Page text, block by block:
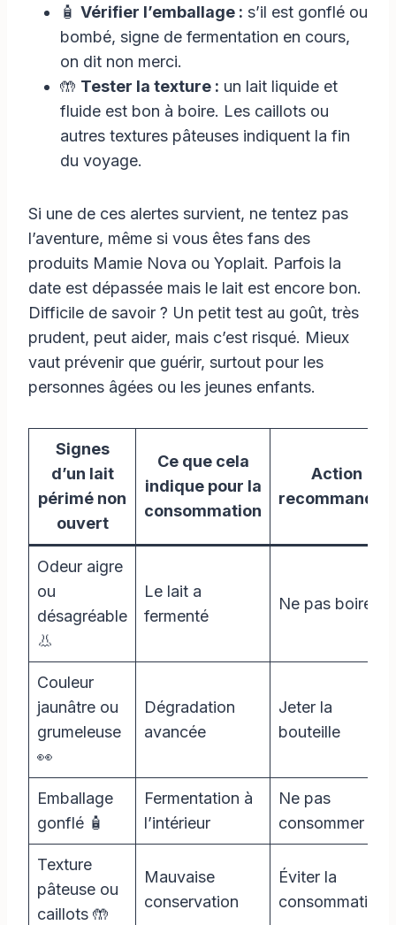
🧴 Vérifier l’emballage : s’il est gonflé ou
bombé, signe de fermentation en cours,
on dit non merci.
🤲 Tester la texture : un lait liquide et
fluide est bon à boire. Les caillots ou
autres textures pâteuses indiquent la fin
du voyage.
Si une de ces alertes survient, ne tentez pas
l’aventure, même si vous êtes fans des
produits Mamie Nova ou Yoplait. Parfois la
date est dépassée mais le lait est encore bon.
Difficile de savoir ? Un petit test au goût, très
prudent, peut aider, mais c’est risqué. Mieux
vaut prévenir que guérir, surtout pour les
personnes âgées ou les jeunes enfants.
Signes
d’un lait
périmé non
ouvert
Ce que cela
indique pour la
consommation
Action
recommandée
Odeur aigre
ou
désagréable
👃
Le lait a
fermenté
Ne pas boire
Couleur
jaunâtre ou
grumeleuse
👀
Dégradation
avancée
Jeter la
bouteille
Emballage
gonflé 🧴
Fermentation à
l’intérieur
Ne pas
consommer
Texture
pâteuse ou
caillots 🤲
Mauvaise
conservation
Éviter la
consommation